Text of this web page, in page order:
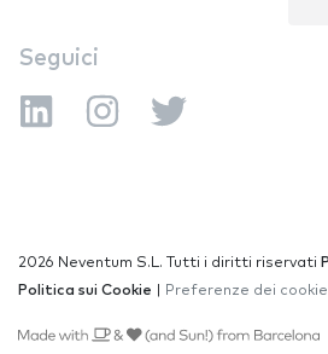
Seguici
2026 Neventum S.L. Tutti i diritti riservati
Politica sui Cookie
Preferenze dei cookie